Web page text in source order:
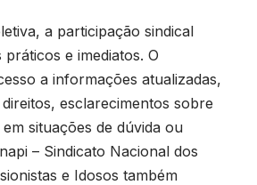
a participação sindical
e imediatos. O
a informações atualizadas,
esclarecimentos sobre
situações de dúvida ou
– Sindicato Nacional dos
e Idosos também